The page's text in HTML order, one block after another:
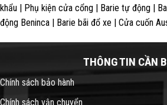
khẩu | Phụ kiện cửa cổng | Barie tự động |
động Beninca | Barie bãi đổ xe | Cửa cuốn
THÔNG TIN CẦN
Chính sách bảo hành
Chính sách vận chuyển